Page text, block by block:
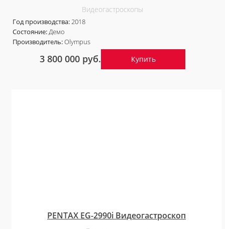
Видеогастроскопы
Год производства: 2018
Состояние: Демо
Производитель:Olympus
3 800 000 руб. Купить
PENTAX EG-2990i Видеогастроскоп